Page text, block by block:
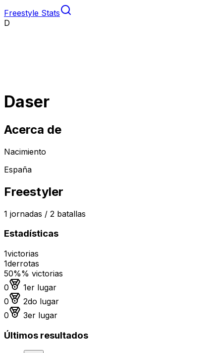
Freestyle Stats
D
Daser
Acerca de
Nacimiento
España
Freestyler
1 jornadas / 2 batallas
Estadísticas
1victorias
1derrotas
50%% victorias
0
Medalla de oro
1er lugar
0
Medalla de plata
2do lugar
0
Medalla de bronce
3er lugar
Últimos resultados